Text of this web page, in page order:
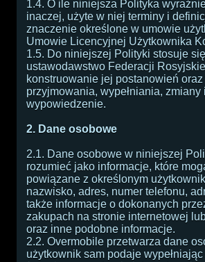
1.4. O ile niniejsza Polityka
inaczej, użyte w niej terminy i
znaczenie określone w umowie
Umowie Licencyjnej Użytkownika
1.5. Do niniejszej Polityki stosuje się
ustawodawstwo Federacji
konstruowanie jej postanowień oraz
przyjmowania, wypełniania, zmiany i
wypowiedzenie.
2. Dane osobowe
2.1. Dane osobowe w niniejszej
rozumieć jako informacje, które
powiązane z określonym
nazwisko, adres, numer telefonu,
także informacje o dokonanych
zakupach na stronie internetowej
oraz inne podobne informacje.
2.2. Overmobile przetwarza dane
użytkownik sam podaje